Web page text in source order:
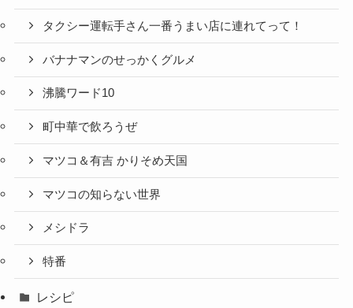
タクシー運転手さん一番うまい店に連れてって！
バナナマンのせっかくグルメ
沸騰ワード10
町中華で飲ろうぜ
マツコ＆有吉 かりそめ天国
マツコの知らない世界
メシドラ
特番
レシピ